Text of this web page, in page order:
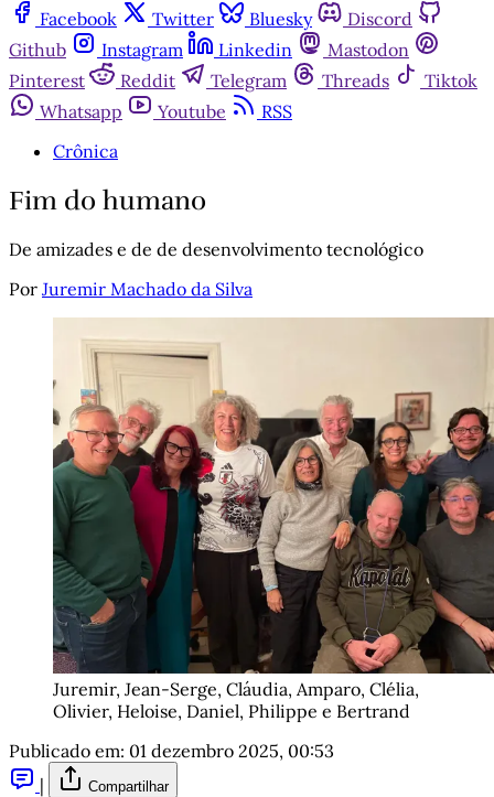
Facebook
Twitter Bluesky
Discord
Github
Instagram Linkedin
Mastodon
Pinterest
Reddit Telegram Threads
Tiktok
Whatsapp
Youtube
RSS
Crônica
Fim do humano
De amizades e de de desenvolvimento tecnológico
Por Juremir Machado da Silva
Juremir, Jean-Serge, Cláudia, Amparo, Clélia,
Olivier, Heloise, Daniel, Philippe e Bertrand
Publicado em: 01 dezembro 2025, 00:53
|
Compartilhar